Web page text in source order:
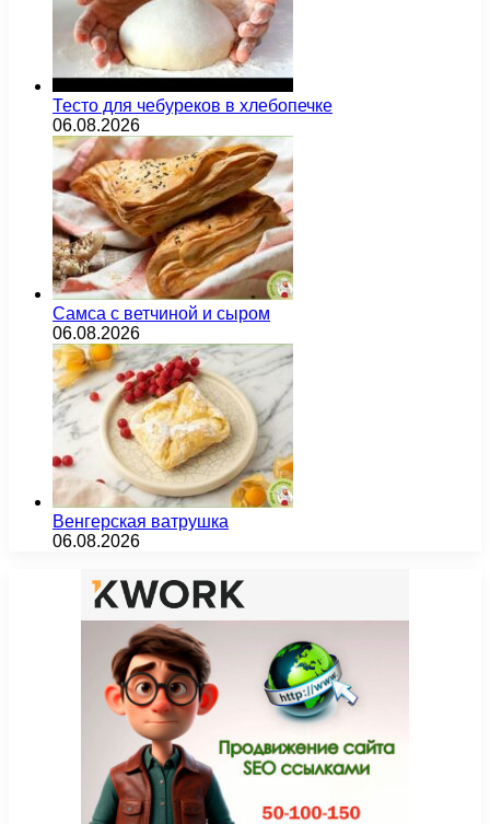
Тесто для чебуреков в хлебопечке
06.08.2026
Самса с ветчиной и сыром
06.08.2026
Венгерская ватрушка
06.08.2026